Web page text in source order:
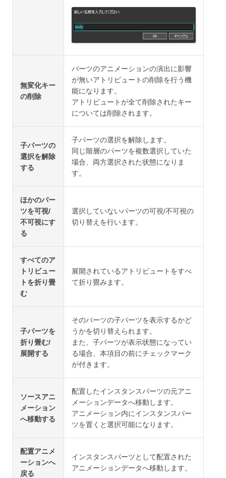
無変化キー
の削除
パーツのアニメーションの演出に影響
が無いアトリビュートの削除を行う機
能になります。
アトリビュートが全て削除されたキー
については削除されます。
子パーツの
選択を解除
する
子パーツの選択を解除します。
同じ階層のパーツを複数選択していた
場合、両方選択された状態になりま
す。
ほかのパー
ツを可視/
不可視にす
る
選択していないパーツの可視/不可視の
切り替えを行います。
すべてのア
トリビュー
トを折り畳
む
展開されているアトリビュートをすべ
て折り畳みます。
子パーツを
折り畳む/
展開する
そのパーツの子パーツを表示するかど
うかを切り替えられます。
また、子パーツが表示状態になってい
る場合、本項目の前にチェックマーク
が付きます。
ソースアニ
メーション
へ移動する
配置したインスタンスパーツの元アニ
メーションデータへ移動します。
アニメーション内にインスタンスパー
ツを置くと選択可能になります。
配置アニメ
ーションへ
戻る
インスタンスパーツとして配置された
アニメーションデータへ移動します。